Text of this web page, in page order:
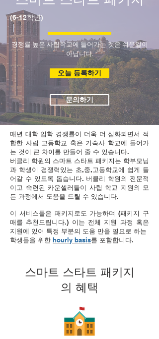
(6-12학년)
​경쟁률 높은 사립학교에 들어가는 것은 쉬운일이
아닙니다.
오늘 등록하기
문의하기
매년 대학 입학 경쟁률이 더욱 더 심화되면서 적
합한 사립 고등학교 혹은 기숙사 학교에 들어가
는 것이 큰 차이를 만들어 줄 수 있습니다.
버클리 학원의 스마트 스타트 패키지는 학부모님
과 학생이 경쟁력있는 초,중,고등학교에 쉽게 들
어갈 수 있도록 돕습니다. 버클리 학원의 전문적
이고 숙련된 카운셀러들이 사립 학교 지원의 모
든 과정에서 도움을 드릴 수 있습니다.
이 서비스들은 패키지로도 가능하며 (패키지 구
매를 추천드립니다.) 이는 전체 지원 과정 혹은
지원에 있어 특정 부분의 도움 만을 필요로 하는
학생들을 위한 hourly basis를 포함합니다.
스마트 스타트 패키지
의 혜택